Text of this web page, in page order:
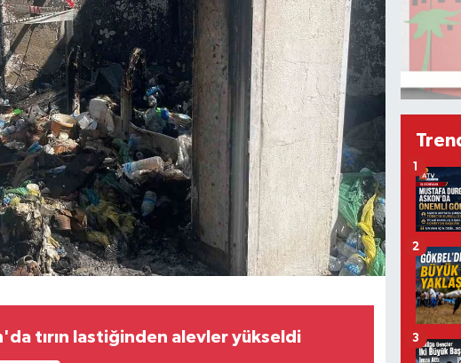
tırın lastiğinden alevler yükseldi
1
2
3